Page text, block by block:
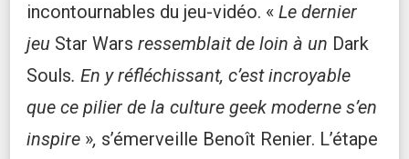
incontournables du jeu-vidéo. « Le dernier
jeu Star Wars ressemblait de loin à un Dark
Souls. En y réfléchissant, c’est incroyable
que ce pilier de la culture geek moderne s’en
inspire », s’émerveille Benoît Renier. L’étape